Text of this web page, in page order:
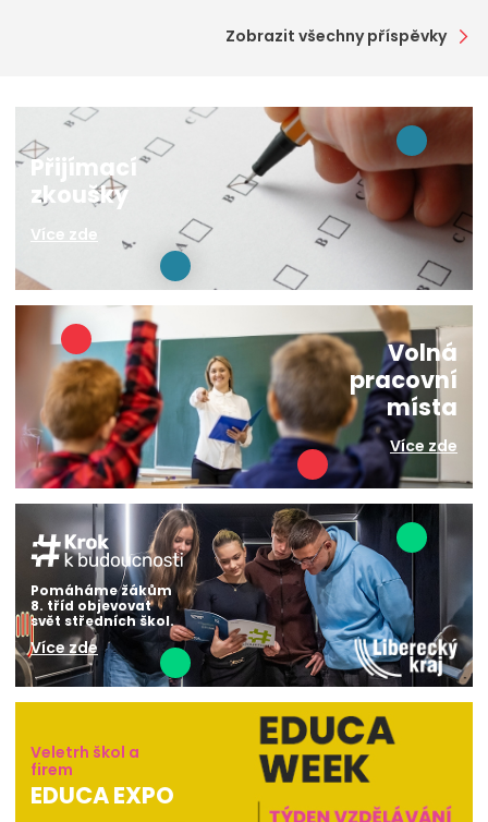
Zobrazit všechny příspěvky
Přijímací
zkoušky
Více zde
Volná
pracovní
místa
Více zde
Pomáháme žákům
8. tříd objevovat
svět středních škol.
Více zde
Veletrh škol a
firem
EDUCA EXPO